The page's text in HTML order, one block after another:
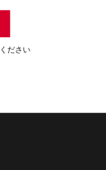
ください